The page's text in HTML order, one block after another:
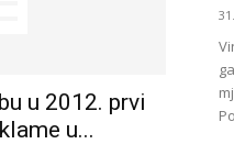
u 2012. prvi
u...